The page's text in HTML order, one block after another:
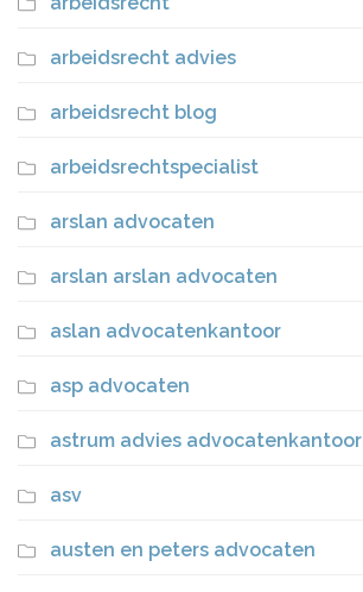
arbeidsrecht advies
arbeidsrecht blog
arbeidsrechtspecialist
arslan advocaten
arslan arslan advocaten
aslan advocatenkantoor
asp advocaten
astrum advies advocatenkantoor
asv
austen en peters advocaten